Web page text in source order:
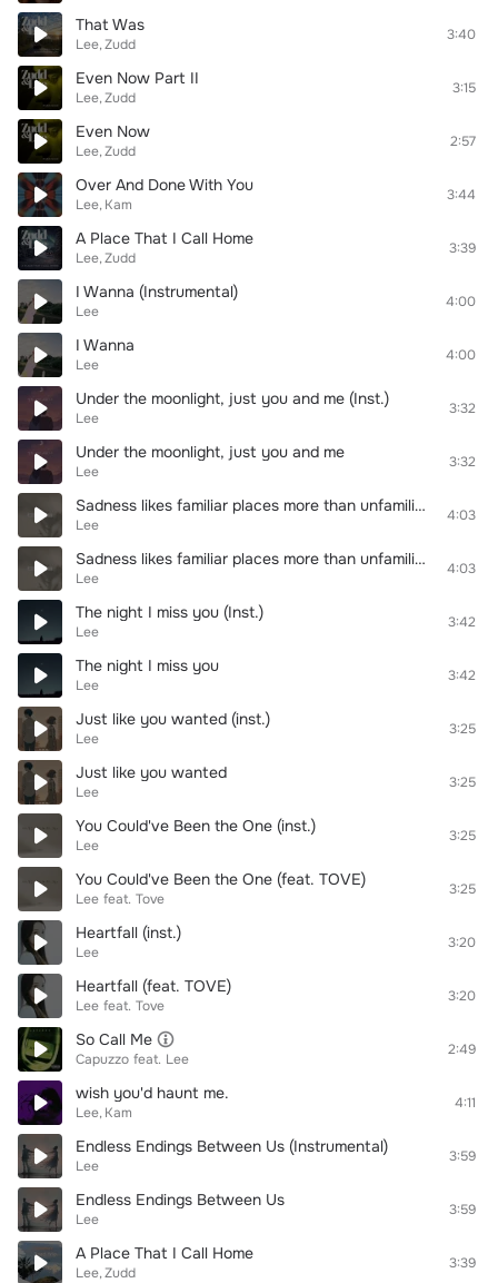
That Was
Lee Zudd
3:40
Even Now Part II
Lee Zudd
3:15
Even Now
Lee Zudd
2:57
Over And Done With You
Lee Kam
3:44
A Place That I Call Home
Lee Zudd
3:39
I Wanna (Instrumental)
Lee
4:00
I Wanna
Lee
4:00
Under the moonlight, just you and me (Inst.)
Lee
3:32
Under the moonlight, just you and me
Lee
3:32
Sadness likes familiar places more than unfamiliar places (instrumental)
Lee
4:03
Sadness likes familiar places more than unfamiliar places
Lee
4:03
The night I miss you (Inst.)
Lee
3:42
The night I miss you
Lee
3:42
Just like you wanted (inst.)
Lee
3:25
Just like you wanted
Lee
3:25
You Could've Been the One (inst.)
Lee
3:25
You Could've Been the One (feat. TOVE)
Lee feat. Tove
3:25
Heartfall (inst.)
Lee
3:20
Heartfall (feat. TOVE)
Lee feat. Tove
3:20
So Call Me
Capuzzo feat. Lee
2:49
wish you'd haunt me.
Lee Kam
4:11
Endless Endings Between Us (Instrumental)
Lee
3:59
Endless Endings Between Us
Lee
3:59
A Place That I Call Home
Lee Zudd
3:39